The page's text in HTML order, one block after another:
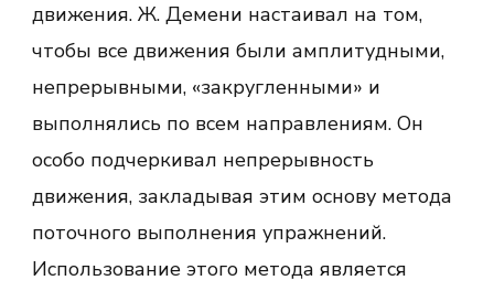
движения. Ж. Демени настаивал на том,
чтобы все движения были амплитудными,
непрерывными, «закругленными» и
выполнялись по всем направлениям. Он
особо подчеркивал непрерывность
движения, закладывая этим основу метода
поточного выполнения упражнений.
Использование этого метода является